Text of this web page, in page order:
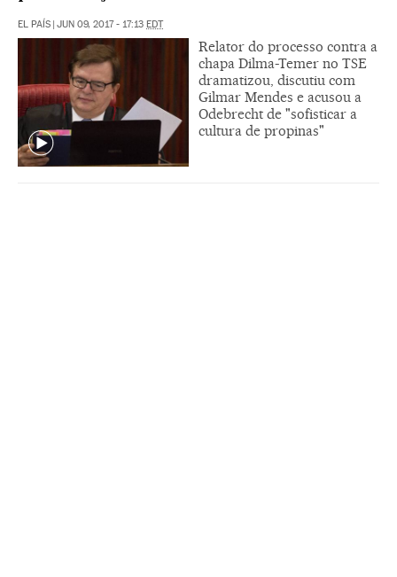
EL PAÍS | JUN 09, 2017 - 17:13 EDT
Relator do processo contra a
chapa Dilma-Temer no TSE
dramatizou, discutiu com
Gilmar Mendes e acusou a
Odebrecht de "sofisticar a
cultura de propinas"